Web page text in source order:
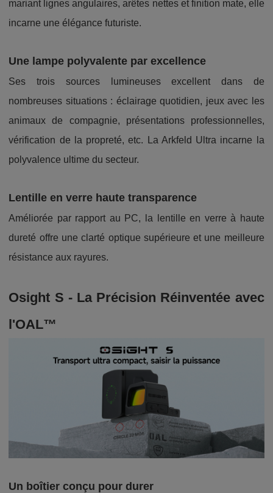
mariant lignes angulaires, arêtes nettes et finition mate, elle
incarne une élégance futuriste.
Une lampe polyvalente par excellence
Ses trois sources lumineuses excellent dans de
nombreuses situations : éclairage quotidien, jeux avec les
animaux de compagnie, présentations professionnelles,
vérification de la propreté, etc. La Arkfeld Ultra incarne la
polyvalence ultime du secteur.
Lentille en verre haute transparence
Améliorée par rapport au PC, la lentille en verre à haute
dureté offre une clarté optique supérieure et une meilleure
résistance aux rayures.
Osight S - La Précision Réinventée avec
l'OAL™
Un boîtier conçu pour durer